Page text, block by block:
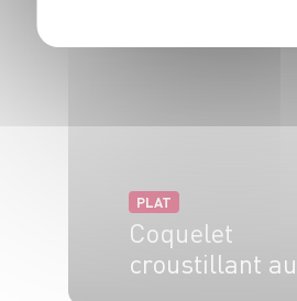
PLAT
Coquelet
croustillant